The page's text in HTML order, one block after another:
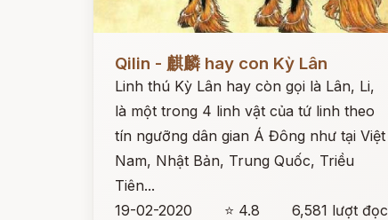
Qilin - 麒麟 hay con Kỳ Lân
Linh thú Kỳ Lân hay còn gọi là Lân, Li,
là một trong 4 linh vật của tứ linh theo
tín ngưỡng dân gian Á Đông như tại Việt
Nam, Nhật Bản, Trung Quốc, Triều
Tiên...
19-02-2020
⭐ 4.8
6,581 lượt đọc